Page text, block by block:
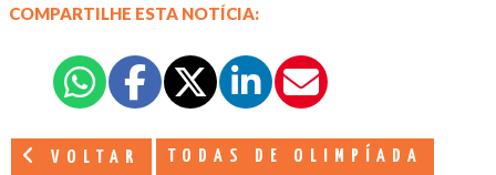
COMPARTILHE ESTA NOTÍCIA:
VOLTAR TODAS DE OLIMPÍADA